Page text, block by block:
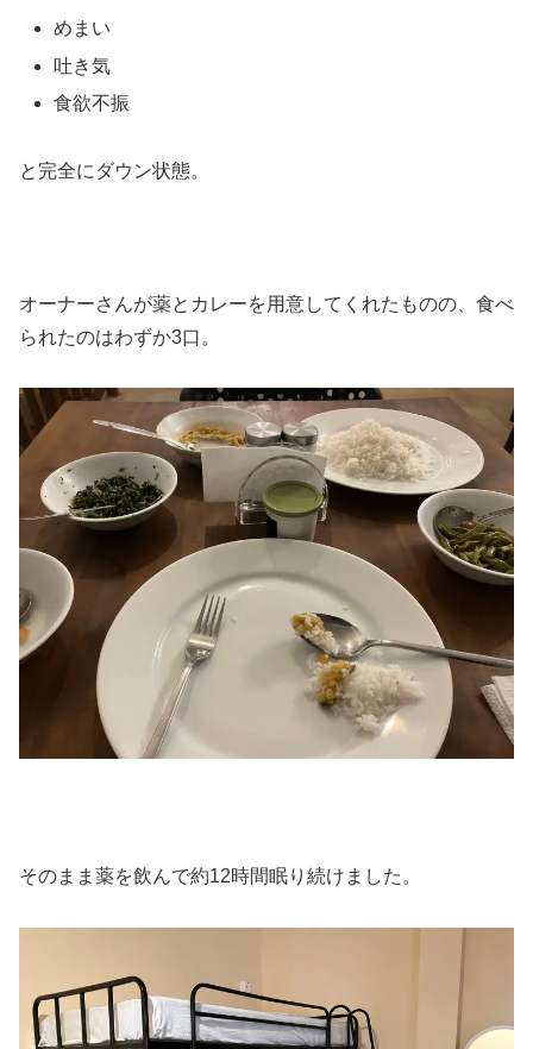
めまい
吐き気
食欲不振
と完全にダウン状態。
オーナーさんが薬とカレーを用意してくれたものの、食べ
られたのはわずか3口。
そのまま薬を飲んで約12時間眠り続けました。